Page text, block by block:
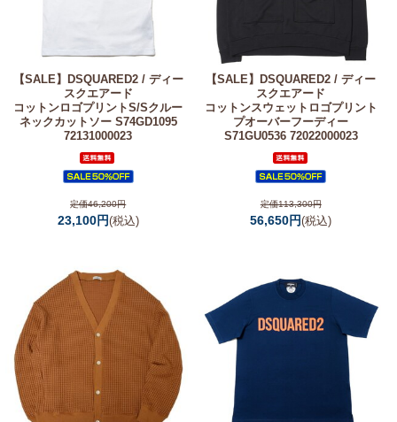
【SALE】
DSQUARED2 / ディー
スクエアード
コットンロゴプリントS/Sクルー
ネックカットソー S74GD1095
72131000023
定価46,200円
23,100円(税込)
【SALE】
DSQUARED2 / ディー
スクエアード
コットンスウェットロゴプリント
プオーバーフーディー
S71GU0536 72022000023
定価113,300円
56,650円(税込)